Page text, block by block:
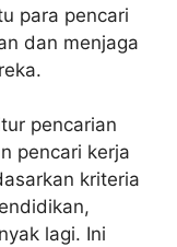
para pencari
dan menjaga
pencarian
pencari kerja
kriteria
lagi. Ini